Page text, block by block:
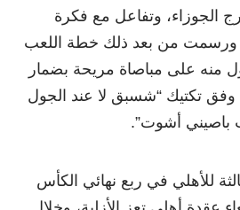
الجوزاء، وتفاعل مع فكرة
ورسمت من بعد ذلك خطة اللعب
منه على مباصاة مريحة بضمار
تكتيك “شسبق لا عند الجول
باصيني أشوت”.
للأهلي في ربع نهائي الكأس